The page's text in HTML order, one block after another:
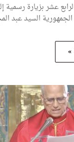
عشر بزيارة رسمية
السيد عبد
»